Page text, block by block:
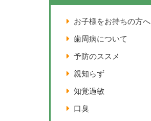
お子様をお持ちの方へ
歯周病について
予防のススメ
親知らず
知覚過敏
口臭